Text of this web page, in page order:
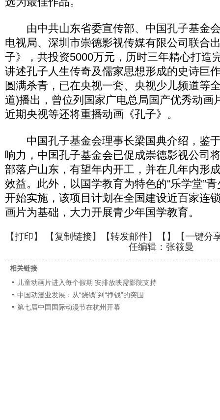
由中共山东省委宣传部、中国孔子基金
电视局、深圳市崇德影视传媒有限公司联合
子》，共投资5000万元，历时三年精心打造
讲述孔子人生传奇及儒家思想形成的史诗巨
圆满杀青，已在央视一套、央视少儿频道等
道)播出，曾位列国家广电总局国产优秀动画
近期央视等还将重播动画《孔子》。
中国孔子基金会理事长梁国典介绍，鉴
响力，中国孔子基金会已促成崇德影视公司
部落户山东，有望年内开工，并在几年内形
效益。此外，以国学教育为特色的“乐学堂”
开始实施，该项目计划在全国建设近百家连
画片为基础，大力开展青少年国学教育。
【打印】 【复制链接】【转发邮件】【 】
【一键分
任编辑：张筱曼
相关链接
儿童动画片进入每个假期 安排放映需影院支持
中国动漫业发展：从“烧钱”到“挣钱”的突围
第七届中国国际动漫节在杭州开幕